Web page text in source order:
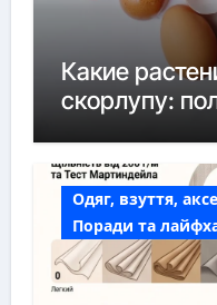
Какие
скорлупу:
Одяг, взуття,
Поради та